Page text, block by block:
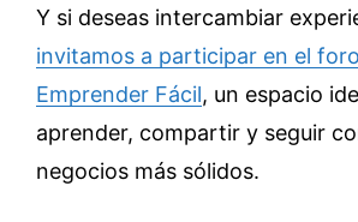
Y si deseas intercambiar
invitamos a participar en el
Emprender Fácil, un espacio
aprender, compartir y seguir
negocios más sólidos.